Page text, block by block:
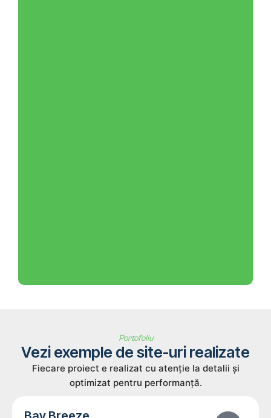
Portofoliu
Vezi exemple de site-uri realizate
Fiecare proiect e realizat cu atenție la detalii și
optimizat pentru performanță.